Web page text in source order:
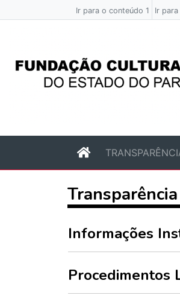
Ir para o conteúdo 1 Ir
Informações
Procedimentos